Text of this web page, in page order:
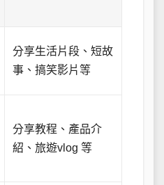
分享生活片段、短故
事、搞笑影片等
分享教程、產品介
紹、旅遊vlog 等